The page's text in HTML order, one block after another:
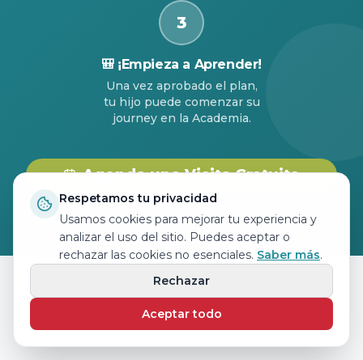
3
🎒 ¡Empieza a Aprender!
Una vez aprobado el plan,
tu hijo puede comenzar su
journey en la Academia.
Agenda una Visita Gratuita
Contáctanos
Respetamos tu privacidad
Usamos cookies para mejorar tu experiencia y
analizar el uso del sitio. Puedes aceptar o
rechazar las cookies no esenciales. Saber más.
Rechazar
Aceptar todo